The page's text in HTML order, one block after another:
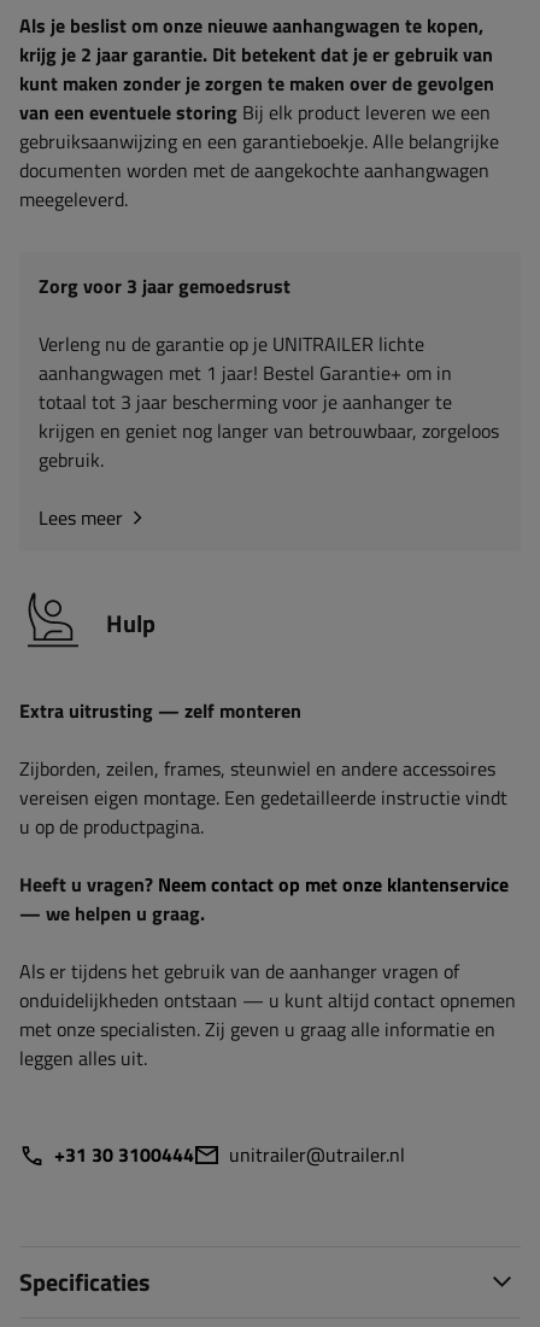
Als je beslist om onze nieuwe aanhangwagen te kopen,
krijg je 2 jaar garantie. Dit betekent dat je er gebruik van
kunt maken zonder je zorgen te maken over de gevolgen
van een eventuele storing Bij elk product leveren we een
gebruiksaanwijzing en een garantieboekje. Alle belangrijke
documenten worden met de aangekochte aanhangwagen
meegeleverd.
Zorg voor 3 jaar gemoedsrust
Verleng nu de garantie op je UNITRAILER lichte
aanhangwagen met 1 jaar! Bestel Garantie+ om in
totaal tot 3 jaar bescherming voor je aanhanger te
krijgen en geniet nog langer van betrouwbaar, zorgeloos
gebruik.
Lees meer
Hulp
Extra uitrusting — zelf monteren
Zijborden, zeilen, frames, steunwiel en andere accessoires
vereisen eigen montage. Een gedetailleerde instructie vindt
u op de productpagina.
Heeft u vragen? Neem contact op met onze klantenservice
— we helpen u graag.
Als er tijdens het gebruik van de aanhanger vragen of
onduidelijkheden ontstaan — u kunt altijd contact opnemen
met onze specialisten. Zij geven u graag alle informatie en
leggen alles uit.
+31 30 3100444 unitrailer@utrailer.nl
Specificaties